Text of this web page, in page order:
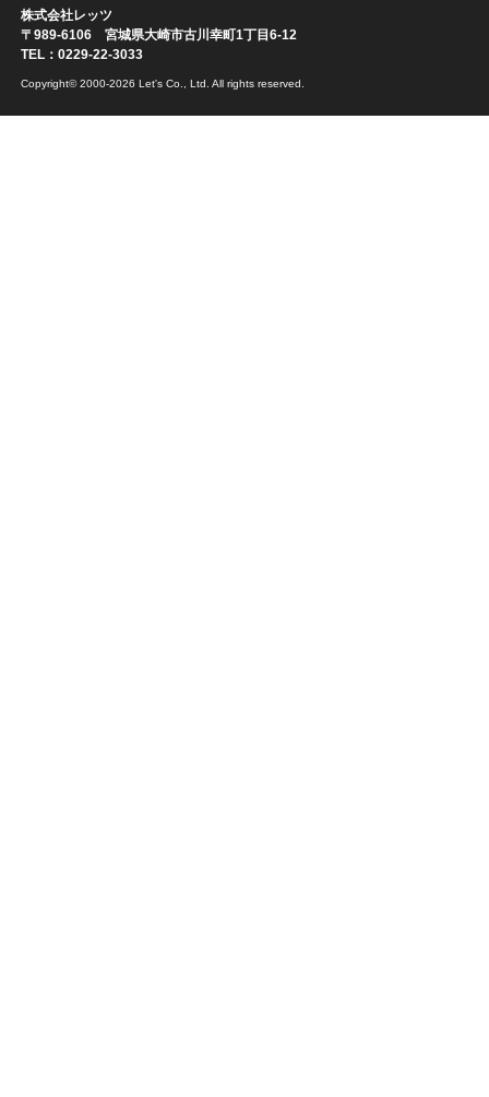
株式会社レッツ
〒989-6106 宮城県大崎市古川幸町1丁目6-12
TEL：0229-22-3033
Copyright© 2000-2026 Let's Co., Ltd. All rights reserved.